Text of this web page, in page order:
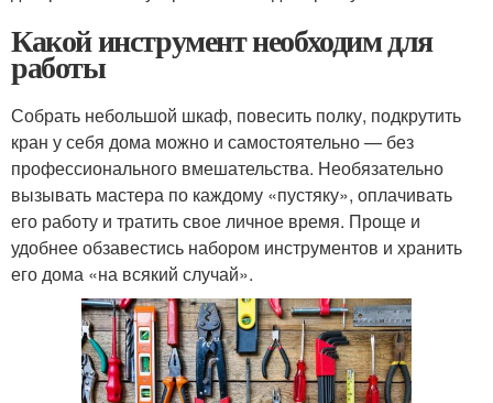
Какой инструмент необходим для
работы
Собрать небольшой шкаф, повесить полку, подкрутить
кран у себя дома можно и самостоятельно — без
профессионального вмешательства. Необязательно
вызывать мастера по каждому «пустяку», оплачивать
его работу и тратить свое личное время. Проще и
удобнее обзавестись набором инструментов и хранить
его дома «на всякий случай».